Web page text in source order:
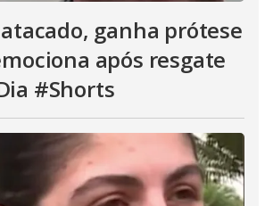
ganha prótese
após resgate
#Shorts